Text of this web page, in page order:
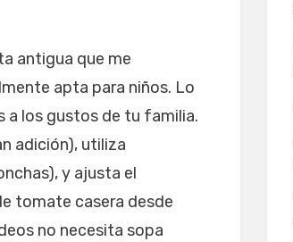
antigua que me
apta para niños. Lo
a los gustos de tu familia.
adición), utiliza
y ajusta el
tomate casera desde
no necesita sopa